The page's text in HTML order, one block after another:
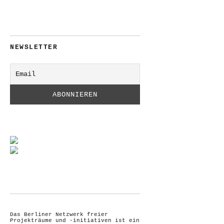
NEWSLETTER
Das Berliner Netzwerk freier
Projekträume und -initiativen ist ein